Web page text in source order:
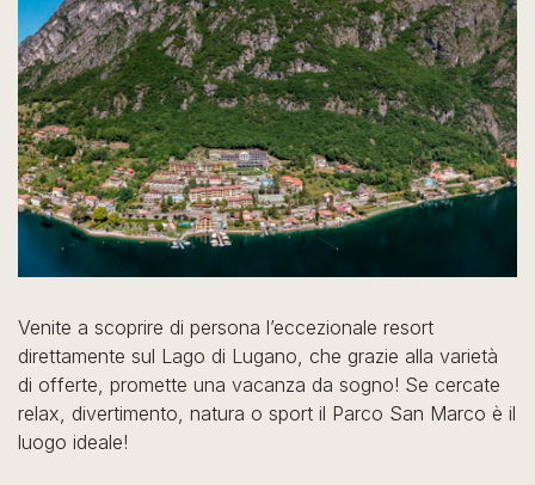
Venite a scoprire di persona l’eccezionale resort
direttamente sul Lago di Lugano, che grazie alla varietà
di offerte, promette una vacanza da sogno! Se cercate
relax, divertimento, natura o sport il Parco San Marco è il
luogo ideale!